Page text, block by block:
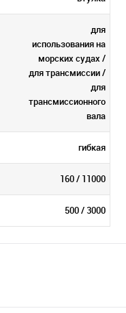
для
использования на
морских судах /
для трансмиссии /
для
трансмиссионного
вала
гибкая
160 / 11000
500 / 3000